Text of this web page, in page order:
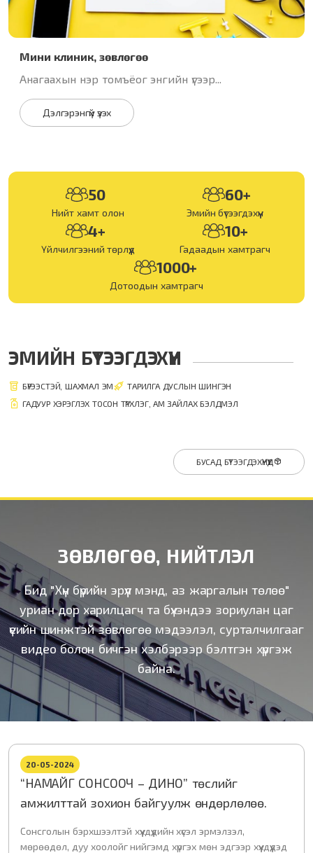
Мини клиник, зөвлөгөө
Анагаахын нэр томъёог энгийн үгээр...
Дэлгэрэнгүй үзэх
50
Нийт хамт олон
60+
Эмийн бүтээгдэхүүн
4+
Үйлчилгээний төрлүүд
10+
Гадаадын хамтрагч
1000+
Дотоодын хамтрагч
ЭМИЙН БҮТЭЭГДЭХҮҮН
БҮРЭЭСТЭЙ, ШАХМАЛ ЭМ
ТАРИЛГА ДУСЛЫН ШИНГЭН
ГАДУУР ХЭРЭГЛЭХ ТОСОН ТҮРХЛЭГ, АМ ЗАЙЛАХ БЭЛДМЭЛ
БУСАД БҮТЭЭГДЭХҮҮНҮҮД
ЗӨВЛӨГӨӨ, НИЙТЛЭЛ
Бид "Хүн бүрийн эрүүл мэнд, аз жаргалын төлөө"
уриан дор харилцагч та бүхэндээ зориулан цаг
үеийн шинжтэй зөвлөгөө мэдээлэл, сурталчилгааг
видео болон бичгэн хэлбэрээр бэлтгэн хүргэж
байна.
20-05-2024
“НАМАЙГ СОНСООЧ – ДИНО” төслийг
амжилттай зохион байгуулж өндөрлөлөө.
Сонсголын бэрхшээлтэй хүүхдүүдийн хүсэл эрмэлзэл,
мөрөөдөл, дуу хоолойг нийгэмд хүргэх мөн эдгээр хүүхдүүдэд